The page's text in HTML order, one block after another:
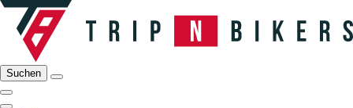
Suchen